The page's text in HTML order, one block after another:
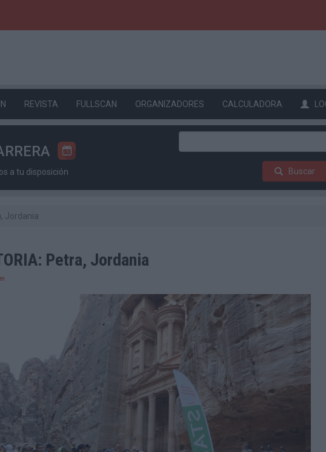
REVISTA FULLSCAN ORGANIZADORES CALCULADORA
a tu disposición Buscar
Jordania
Petra, Jordania